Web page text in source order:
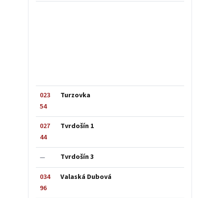
023
54
Turzovka
027
44
Tvrdošín 1
— Tvrdošín 3
034
96
Valaská Dubová